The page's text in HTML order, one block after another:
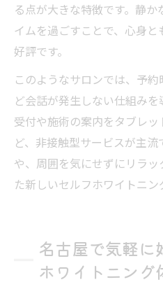
る点が大きな特徴です。静
イムを過ごすことで、心身
好評です。
このようなサロンでは、予
ど会話が発生しない仕組みを
受付や施術の案内をタブレ
ど、非接触型サービスが主
や、周囲を気にせずにリラ
た新しいセルフホワイトニン
名古屋で気軽に
ホワイトニング